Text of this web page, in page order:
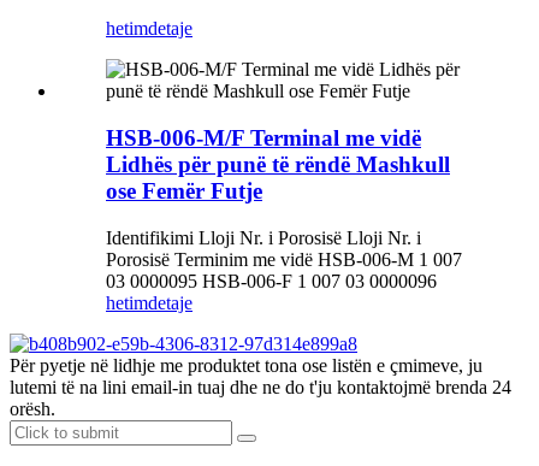
hetimdetaje
HSB-006-M/F Terminal me vidë
Lidhës për punë të rëndë Mashkull
ose Femër Futje
Identifikimi Lloji Nr. i Porosisë Lloji Nr. i
Porosisë Terminim me vidë HSB-006-M 1 007
03 0000095 HSB-006-F 1 007 03 0000096
hetimdetaje
Për pyetje në lidhje me produktet tona ose listën e çmimeve, ju
lutemi të na lini email-in tuaj dhe ne do t'ju kontaktojmë brenda 24
orësh.